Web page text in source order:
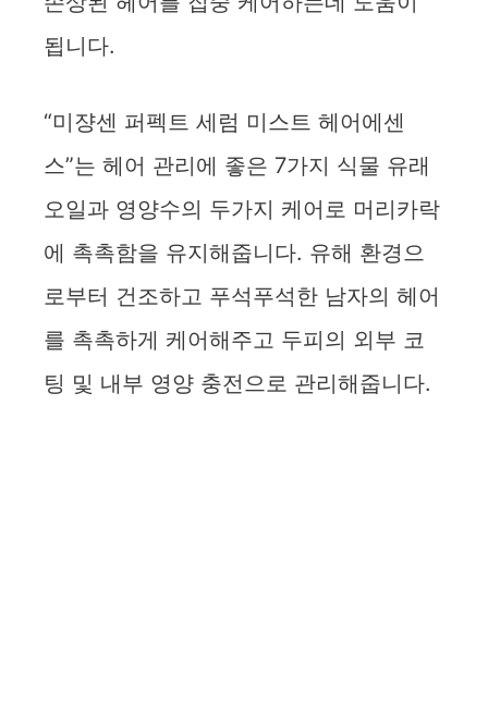
됩니다.
“미쟝센 퍼펙트 세럼 미스트 헤어에센
스”는 헤어 관리에 좋은 7가지 식물 유래
오일과 영양수의 두가지 케어로 머리카락
에 촉촉함을 유지해줍니다. 유해 환경으
로부터 건조하고 푸석푸석한 남자의 헤어
를 촉촉하게 케어해주고 두피의 외부 코
팅 및 내부 영양 충전으로 관리해줍니다.